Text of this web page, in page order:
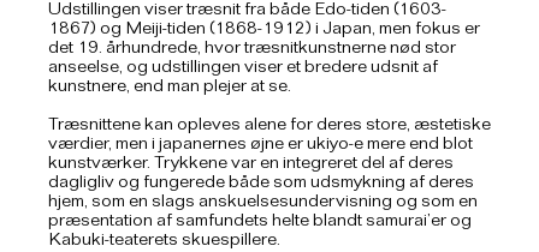
Udstillingen viser træsnit fra både Edo-tiden (1603-
1867) og Meiji-tiden (1868-1912) i Japan, men fokus er
det 19. århundrede, hvor træsnitkunstnerne nød stor
anseelse, og udstillingen viser et bredere udsnit af
kunstnere, end man plejer at se.
Træsnittene kan opleves alene for deres store, æstetiske
værdier, men i japanernes øjne er ukiyo-e mere end blot
kunstværker. Trykkene var en integreret del af deres
dagligliv og fungerede både som udsmykning af deres
hjem, som en slags anskuelsesundervisning og som en
præsentation af samfundets helte blandt samurai’er og
Kabuki-teaterets skuespillere.